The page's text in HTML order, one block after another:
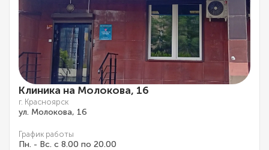
Клиника на Молокова, 16
г. Красноярск
ул. Молокова, 16
График работы
Пн. - Вс. с 8.00 по 20.00